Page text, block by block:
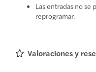
Las entradas no
reprogramar.
Valoraciones y